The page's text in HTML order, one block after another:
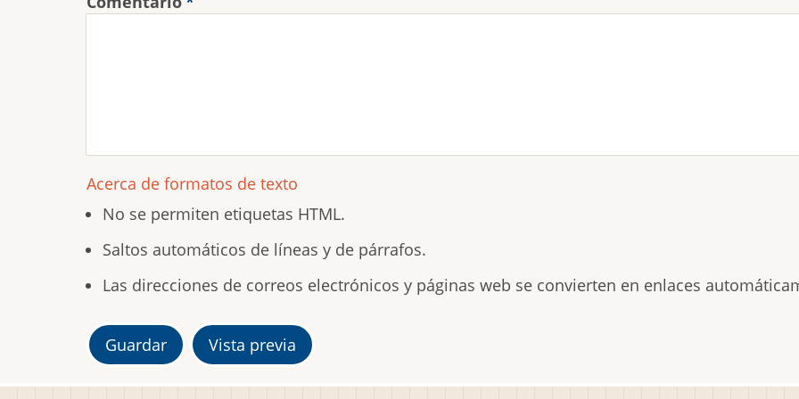
Acerca de formatos de texto
No se permiten etiquetas HTML.
Saltos automáticos de líneas y de párrafos.
Las direcciones de correos electrónicos y páginas web se convierten en enlaces